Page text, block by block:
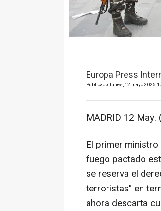
Europa Press
Publicado: lunes, 12 mayo 2025
MADRID 12 May.
El primer
fuego pactado
se reserva el
terroristas" en
ahora descarta